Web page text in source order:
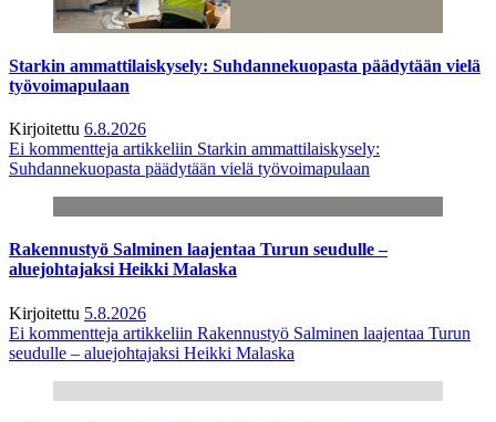
Starkin ammattilaiskysely: Suhdannekuopasta päädytään vielä
työvoimapulaan
Kirjoitettu 6.8.2026
Ei kommentteja artikkeliin Starkin ammattilaiskysely:
Suhdannekuopasta päädytään vielä työvoimapulaan
Rakennustyö Salminen laajentaa Turun seudulle –
aluejohtajaksi Heikki Malaska
Kirjoitettu 5.8.2026
Ei kommentteja artikkeliin Rakennustyö Salminen laajentaa Turun
seudulle – aluejohtajaksi Heikki Malaska